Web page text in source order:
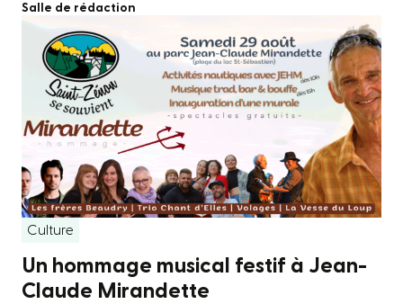
Salle de rédaction
Culture
Un hommage musical festif à Jean-
Claude Mirandette